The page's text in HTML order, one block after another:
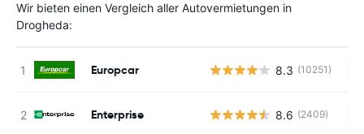
Wir bieten einen Vergleich aller Autovermietungen in
Drogheda:
Europcar 8.3 (10251)
Enterprise 8.6 (2409)